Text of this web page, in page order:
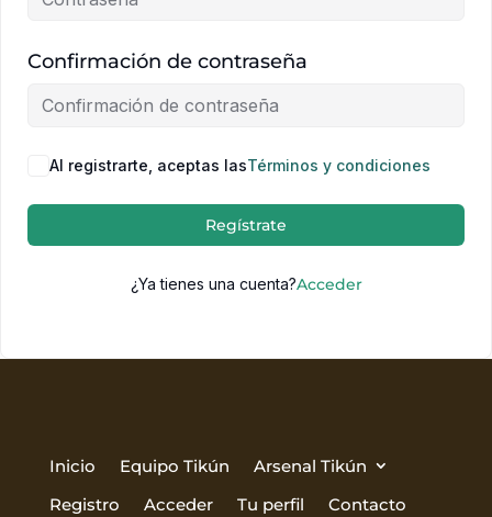
Confirmación de contraseña
Al registrarte, aceptas lasTérminos y condiciones
Regístrate
¿Ya tienes una cuenta?Acceder
Inicio Equipo Tikún
Arsenal Tikún
Registro
Acceder Tu perfil Contacto